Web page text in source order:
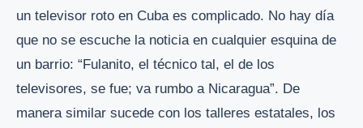
un televisor roto en Cuba es complicado. No hay día
que no se escuche la noticia en cualquier esquina de
un barrio: “Fulanito, el técnico tal, el de los
televisores, se fue; va rumbo a Nicaragua”. De
manera similar sucede con los talleres estatales, los